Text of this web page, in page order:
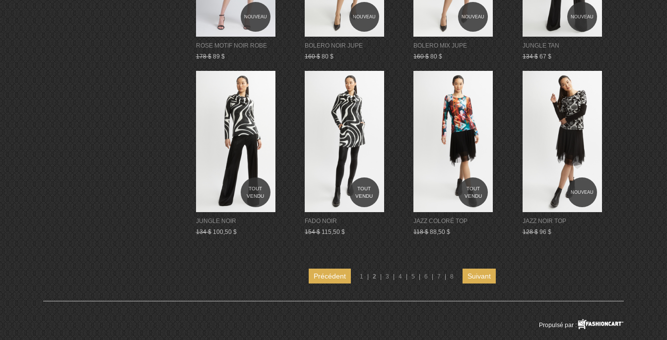
NOUVEAU
ROSE MOTIF NOIR ROBE
178 $89 $
NOUVEAU
BOLERO NOIR JUPE
160 $80 $
NOUVEAU
BOLERO MIX JUPE
160 $80 $
NOUVEAU
JUNGLE TAN
134 $67 $
TOUT
VENDU
JUNGLE NOIR
134 $100,50 $
TOUT
VENDU
FADO NOIR
154 $115,50 $
TOUT
VENDU
JAZZ COLORÉ TOP
118 $88,50 $
NOUVEAU
JAZZ NOIR TOP
128 $96 $
Précédent 1 | 2 | 3 | 4 | 5 | 6 | 7 8 Suivant
Propulsé par :